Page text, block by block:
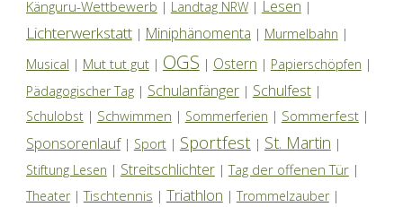
Känguru-Wettbewerb | Landtag NRW| Lesen |
Lichterwerkstatt| Miniphänomenta | Murmelbahn |
Musical | Mut tut gut| OGS | Ostern | Papierschöpfen |
Pädagogischer Tag| Schulanfänger| Schulfest|
Schulobst| Schwimmen | Sommerferien | Sommerfest|
Sponsorenlauf| Sport| Sportfest | St. Martin |
Stiftung Lesen | Streitschlichter|Tag der offenen Tür|
Theater|Tischtennis | Triathlon | Trommelzauber|